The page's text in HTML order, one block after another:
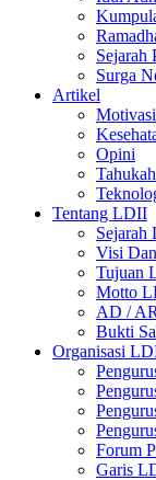
Sejarah
Surga
Artikel
Motivasi
Opini
Tentang LDII
Visi
Tujuan
Motto
AD /
Bukti
Organisasi
Forum
Garis